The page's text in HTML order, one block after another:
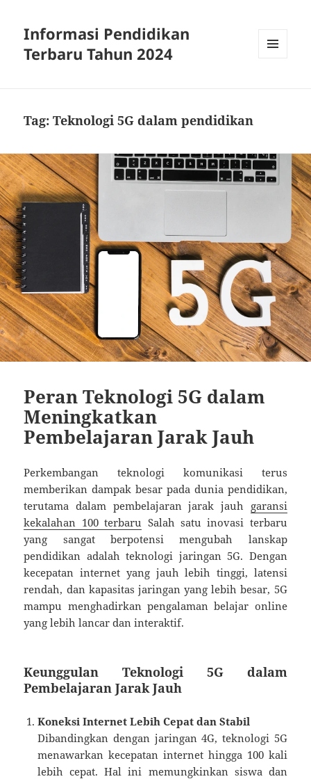
Informasi Pendidikan
Terbaru Tahun 2024
Tag:Teknologi 5G dalam pendidikan
Peran Teknologi 5G dalam
Meningkatkan
Pembelajaran Jarak Jauh
Perkembangan teknologi komunikasi terus
memberikan dampak besar pada dunia pendidikan,
terutama dalam pembelajaran jarak jauh garansi
kekalahan 100 terbaru Salah satu inovasi terbaru
yang sangat berpotensi mengubah lanskap
pendidikan adalah teknologi jaringan 5G. Dengan
kecepatan internet yang jauh lebih tinggi, latensi
rendah, dan kapasitas jaringan yang lebih besar, 5G
mampu menghadirkan pengalaman belajar online
yang lebih lancar dan interaktif.
Keunggulan Teknologi 5G dalam
Pembelajaran Jarak Jauh
Koneksi Internet Lebih Cepat dan Stabil
Dibandingkan dengan jaringan 4G, teknologi 5G
menawarkan kecepatan internet hingga 100 kali
lebih cepat. Hal ini memungkinkan siswa dan